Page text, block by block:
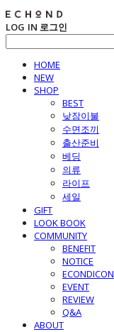
LOG IN 로그인
HOME
NEW
SHOP
BEST
낮잠이불
수면조끼
출산준비
베딩
의류
라이프
세일
GIFT
LOOK BOOK
COMMUNITY
BENEFIT
NOTICE
ECONDICON
EVENT
REVIEW
Q&A
ABOUT